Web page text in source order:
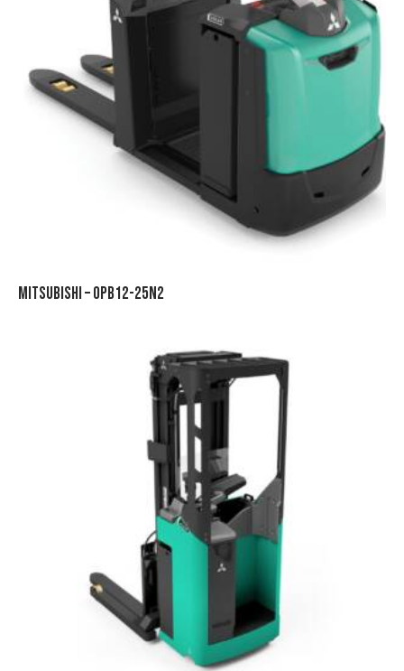
MITSUBISHI – OPB12-25N2